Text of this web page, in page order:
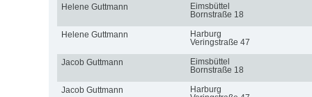
Helene Guttmann
Eimsbüttel
Bornstraße 18
Helene Guttmann
Harburg
Veringstraße 47
Jacob Guttmann
Eimsbüttel
Bornstraße 18
Jacob Guttmann
Harburg